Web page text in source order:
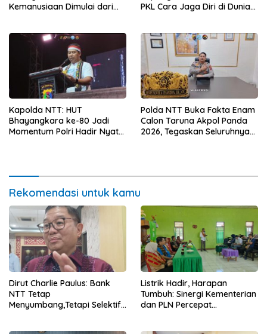
Kemanusiaan Dimulai dari
PKL Cara Jaga Diri di Dunia
Kapolda NTT: HUT
Bhayangkara ke-80 Jadi
Momentum Polri Hadir Nyata
Polda NTT Buka Fakta Enam
Calon Taruna Akpol Panda
2026, Tegaskan Seluruhnya
Rekomendasi untuk kamu
Dirut Charlie Paulus: Bank
NTT Tetap
Menyumbang,Tetapi Selektif
Listrik Hadir, Harapan
Tumbuh: Sinergi Kementerian
dan PLN Percepat